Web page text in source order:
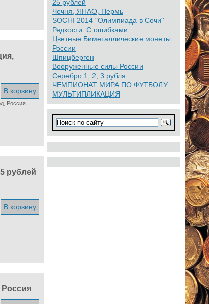
В корзину
Россия
рублей
В корзину
Россия
25 рублей
Чечня, ЯНАО, Пермь
SOCHI 2014 "Олимпиада в Сочи"
Редкости. С ошибками.
Цветные Биметаллические монеты
России
Шпицберген
Вооруженные силы России
Серебро 1, 2, 3 рубля
ЧЕМПИОНАТ МИРА ПО ФУТБОЛУ
МУЛЬТИПЛИКАЦИЯ